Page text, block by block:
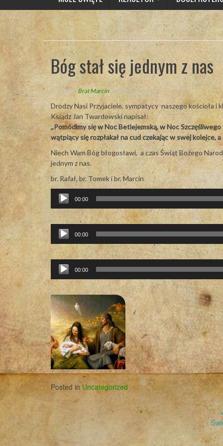
Bóg stał się jednym z nas
Posted ByBrat Marcin on 24 grudnia 2015
Drodzy Nasi Przyjaciele, sympatycy naszego kościoła i
Ksiądz Jan Twardowski napisał:
,,Pomódlmy się w Noc Betlejemską, w Noc
wątpiący się rozpłakał na cud czekając w swej kolejce,
Niech Wam Bóg błogosławi, a czas Świąt Bożego
jednym z nas.
br. Rafał, br. Tomek i br. Marcin
Odtwarzacz
plików
dźwiękowych
00:00
Odtwarzacz
plików
dźwiękowych
00:00
Odtwarzacz
plików
00:00
Posted in Uncategorized
Post
navigation